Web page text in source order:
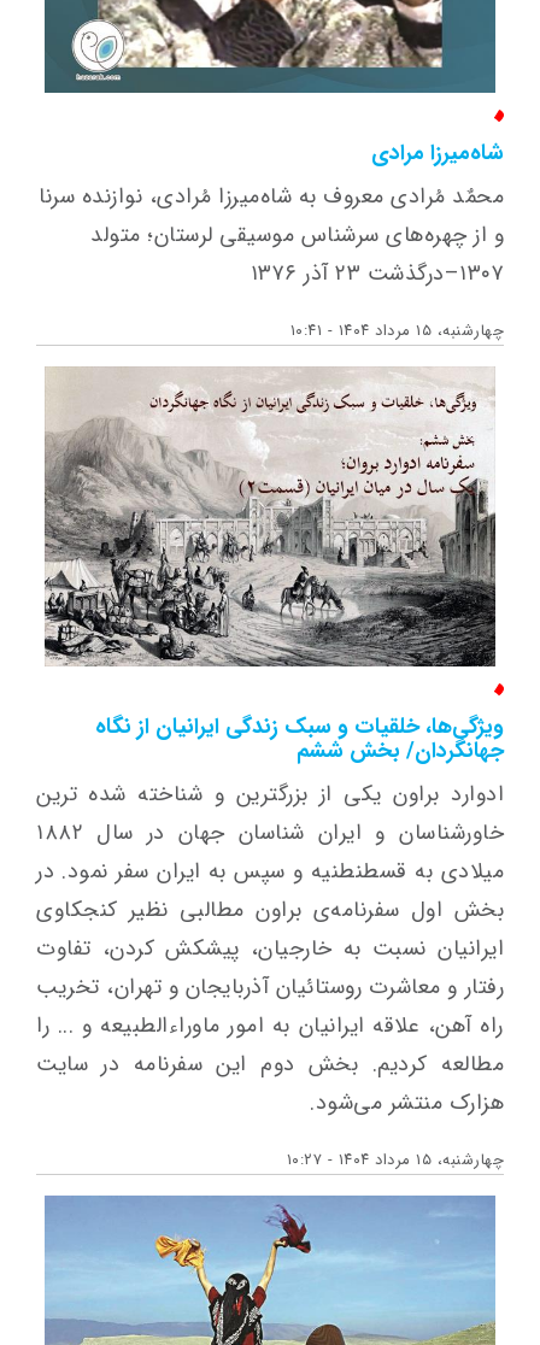
شاه‌میرزا مرادی
محمٌد مُرادی معروف به شاه‌میرزا مُرادی، نوازنده سرنا
و از چهره‌های سرشناس موسیقی لرستان؛ متولد
۱۳۰۷–درگذشت ۲۳ آذر ۱۳۷۶
چهارشنبه، ۱۵ مرداد ۱۴۰۴ - ۱۰:۴۱
ویژگی‌ها، خلقیات و سبک زندگی ایرانیان از نگاه
جهانگردان/ بخش ششم
ادوارد براون یکی از بزرگترین و شناخته شده ترین
خاورشناسان و ایران شناسان جهان در سال ۱۸۸۲
میلادی به قسطنطنیه و سپس به ایران سفر نمود. در
بخش اول سفرنامه‌ی براون مطالبی نظیر کنجکاوی
ایرانیان نسبت به خارجیان، پیشکش کردن، تفاوت
رفتار و معاشرت روستائیان آذربایجان و تهران، تخریب
راه آهن، علاقه ایرانیان به امور ماوراءالطبیعه و ... را
مطالعه کردیم. بخش دوم این سفرنامه در سایت
هزارک منتشر می‌شود.
چهارشنبه، ۱۵ مرداد ۱۴۰۴ - ۱۰:۲۷